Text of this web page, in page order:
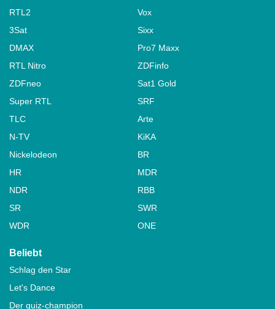
RTL2
Vox
3Sat
Sixx
DMAX
Pro7 Maxx
RTL Nitro
ZDFinfo
ZDFneo
Sat1 Gold
Super RTL
SRF
TLC
Arte
N-TV
KiKA
Nickelodeon
BR
HR
MDR
NDR
RBB
SR
SWR
WDR
ONE
Beliebt
Schlag den Star
Let's Dance
Der quiz-champion